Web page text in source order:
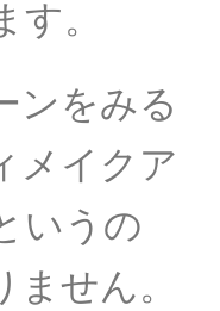
。
ンをみる
メイクア
いうの
せん。